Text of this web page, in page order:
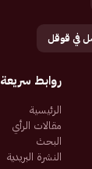
في قوقل
روابط سريعة
الرئيسية
مقالات الرأي
البحث
النشرة البريدية